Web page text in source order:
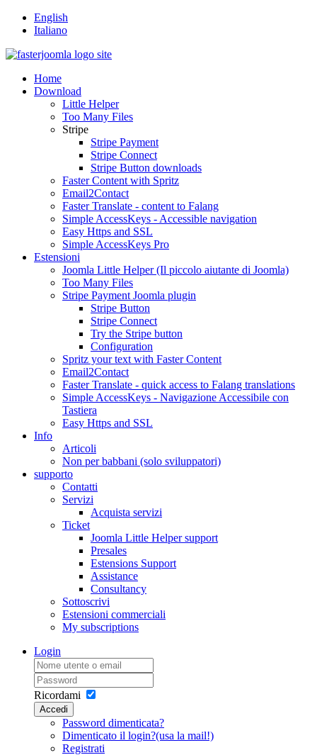
English
Italiano
Home
Download
Little Helper
Too Many Files
Stripe
Stripe Payment
Stripe Connect
Stripe Button downloads
Faster Content with Spritz
Email2Contact
Faster Translate - content to Falang
Simple AccessKeys - Accessible navigation
Easy Https and SSL
Simple AccessKeys Pro
Estensioni
Joomla Little Helper (Il piccolo aiutante di Joomla)
Too Many Files
Stripe Payment Joomla plugin
Stripe Button
Stripe Connect
Try the Stripe button
Configuration
Spritz your text with Faster Content
Email2Contact
Faster Translate - quick access to Falang translations
Simple AccessKeys - Navigazione Accessibile con
Tastiera
Easy Https and SSL
Info
Articoli
Non per babbani (solo sviluppatori)
supporto
Contatti
Servizi
Acquista servizi
Ticket
Joomla Little Helper support
Presales
Estensions Support
Assistance
Consultancy
Sottoscrivi
Estensioni commerciali
My subscriptions
Login
Ricordami
Accedi
Password dimenticata?
Dimenticato il login?(usa la mail!)
Registrati